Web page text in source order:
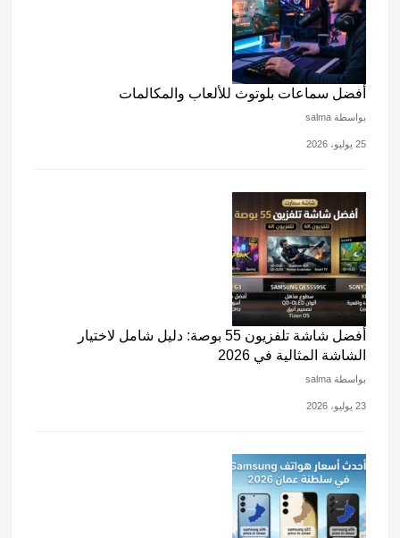
أفضل سماعات بلوتوث للألعاب والمكالمات
بواسطة salma
25 يوليو، 2026
أفضل شاشة تلفزيون 55 بوصة: دليل شامل لاختيار
الشاشة المثالية في 2026
بواسطة salma
23 يوليو، 2026